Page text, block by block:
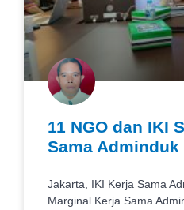
11 NGO dan IKI
Sama Adminduk
Jakarta, IKI Kerja Sama
Marginal Kerja Sama